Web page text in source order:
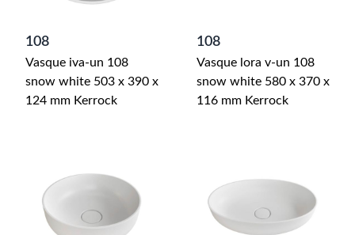
108
Vasque iva-un 108
snow white 503 x 390 x
124 mm Kerrock
108
Vasque lora v-un 108
snow white 580 x 370 x
116 mm Kerrock